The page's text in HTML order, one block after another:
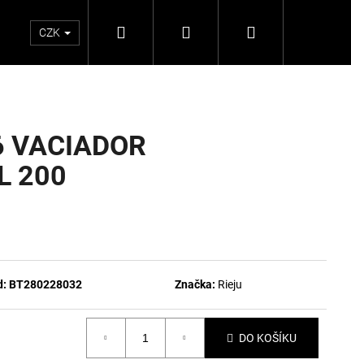
CZK Hledat PřihlášeníNákupní
200
BT280228032 Značka: Rieju
DO KOŠÍKU